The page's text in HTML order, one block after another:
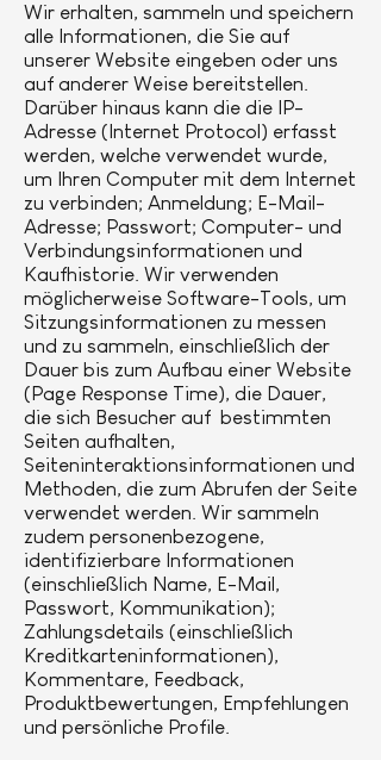
Wir erhalten, sammeln und speichern
alle Informationen, die Sie auf
unserer Website eingeben oder uns
auf anderer Weise bereitstellen.
Darüber hinaus kann die die IP-
Adresse (Internet Protocol) erfasst
werden, welche verwendet wurde,
um Ihren Computer mit dem Internet
zu verbinden; Anmeldung; E-Mail-
Adresse; Passwort; Computer- und
Verbindungsinformationen und
Kaufhistorie. Wir verwenden
möglicherweise Software-Tools, um
Sitzungsinformationen zu messen
und zu sammeln, einschließlich der
Dauer bis zum Aufbau einer Website
(Page Response Time), die Dauer,
die sich Besucher auf bestimmten
Seiten aufhalten,
Seiteninteraktionsinformationen und
Methoden, die zum Abrufen der Seite
verwendet werden. Wir sammeln
zudem personenbezogene,
identifizierbare Informationen
(einschließlich Name, E-Mail,
Passwort, Kommunikation);
Zahlungsdetails (einschließlich
Kreditkarteninformationen),
Kommentare, Feedback,
Produktbewertungen, Empfehlungen
und persönliche Profile.